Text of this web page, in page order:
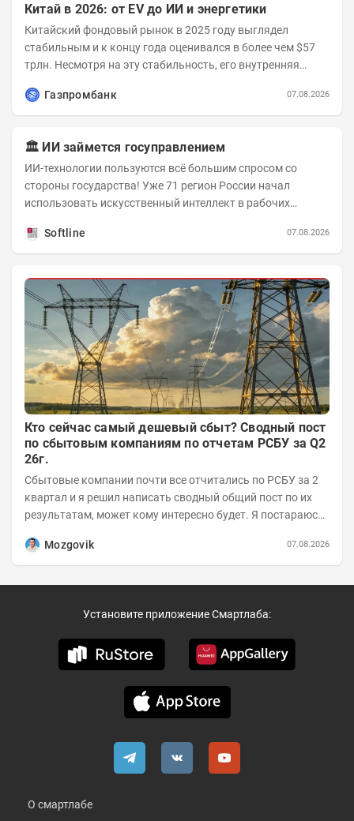
Китай в 2026: от EV до ИИ и энергетики
Китайский фондовый рынок в 2025 году выглядел
стабильным и к концу года оценивался в более чем $57
трлн. Несмотря на эту стабильность, его внутренняя
Газпромбанк
07.08.2026
🏛️ ИИ займется госуправлением
ИИ-технологии пользуются всё большим спросом со
стороны государства! Уже 71 регион России начал
использовать искусственный интеллект в рабочих
Softline
07.08.2026
Кто сейчас самый дешевый сбыт? Сводный пост
по сбытовым компаниям по отчетам РСБУ за Q2
26г.
Сбытовые компании почти все отчитались по РСБУ за 2
квартал и я решил написать сводный общий пост по их
результатам, может кому интересно будет. Я постараюсь
Mozgovik
07.08.2026
Установите приложение Смартлаба:
О смартлабе